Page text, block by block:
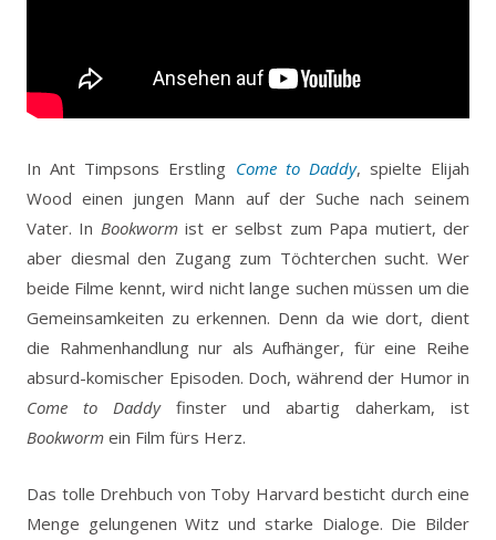
In Ant Timpsons Erstling Come to Daddy, spielte Elijah
Wood einen jungen Mann auf der Suche nach seinem
Vater. In Bookwormist er selbst zum Papa mutiert, der
aber diesmal den Zugang zum Töchterchen sucht. Wer
beide Filme kennt, wird nicht lange suchen müssen um die
Gemeinsamkeiten zu erkennen. Denn da wie dort, dient
die Rahmenhandlung nur als Aufhänger, für eine Reihe
absurd-komischer Episoden. Doch, während der Humor in
Come to Daddyfinster und abartig daherkam, ist
Bookworm ein Film fürs Herz.
Das tolle Drehbuch von Toby Harvard besticht durch eine
Menge gelungenen Witz und starke Dialoge. Die Bilder